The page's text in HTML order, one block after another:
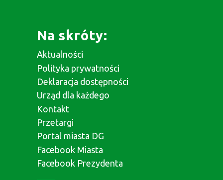
Na skróty:
Aktualności
Polityka prywatności
Deklaracja dostępności
Urząd dla każdego
Kontakt
Przetargi
Portal miasta DG
Facebook Miasta
Facebook Prezydenta